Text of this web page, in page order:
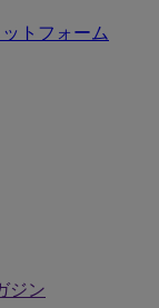
トフォーム
ジン